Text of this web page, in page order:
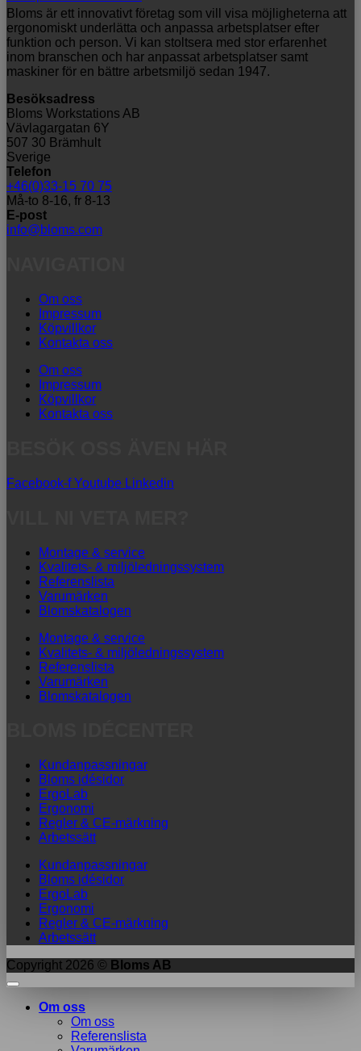
Bloms är ett innovativt företag som vill visa möjligheterna att
ergonomiskt underlätta och anpassa arbetsplatser efter
funktion och person. Vi kan stoltsera med stor erfarenhet
inom branschen och har anpassat arbetsplatser samt
maskiner för en bättre arbetsmiljö sedan 1947.
Besöksadress
Bloms Workstations AB
Vävlagargatan 6Y
507 30 Brämhult
Sverige
Telefon
+46(0)33-15 70 75
Må-to 8-16, fr 8-13
E-post
info@bloms.com
Om oss
Impressum
Köpvillkor
Kontakta oss
Om oss
Impressum
Köpvillkor
Kontakta oss
Facebook-f Youtube Linkedin
Montage & service
Kvalitets- & miljöledningssystem
Referenslista
Varumärken
Blomskatalogen
Montage & service
Kvalitets- & miljöledningssystem
Referenslista
Varumärken
Blomskatalogen
Kundanpassningar
Bloms idésidor
ErgoLab
Ergonomi
Regler & CE-märkning
Arbetssätt
Kundanpassningar
Bloms idésidor
ErgoLab
Ergonomi
Regler & CE-märkning
Arbetssätt
Copyright 2026 © Bloms AB
Om oss
Om oss
Referenslista